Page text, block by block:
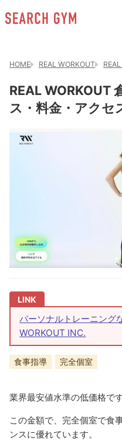
HOME REAL WORKOUT
REAL WORKOUT
ス・料金・アクセ
パーソナルトレーニング
WORKOUT INC.
食事指導 完全個室
業界最安値水準の低価格です
この金額で、完全個室で食
ンスに優れています。